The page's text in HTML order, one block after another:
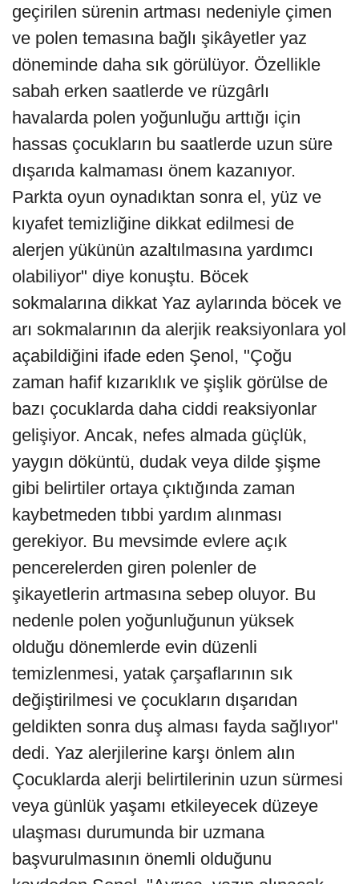
geçirilen sürenin artması nedeniyle çimen
ve polen temasına bağlı şikâyetler yaz
döneminde daha sık görülüyor. Özellikle
sabah erken saatlerde ve rüzgârlı
havalarda polen yoğunluğu arttığı için
hassas çocukların bu saatlerde uzun süre
dışarıda kalmaması önem kazanıyor.
Parkta oyun oynadıktan sonra el, yüz ve
kıyafet temizliğine dikkat edilmesi de
alerjen yükünün azaltılmasına yardımcı
olabiliyor" diye konuştu. Böcek
sokmalarına dikkat Yaz aylarında böcek ve
arı sokmalarının da alerjik reaksiyonlara yol
açabildiğini ifade eden Şenol, "Çoğu
zaman hafif kızarıklık ve şişlik görülse de
bazı çocuklarda daha ciddi reaksiyonlar
gelişiyor. Ancak, nefes almada güçlük,
yaygın döküntü, dudak veya dilde şişme
gibi belirtiler ortaya çıktığında zaman
kaybetmeden tıbbi yardım alınması
gerekiyor. Bu mevsimde evlere açık
pencerelerden giren polenler de
şikayetlerin artmasına sebep oluyor. Bu
nedenle polen yoğunluğunun yüksek
olduğu dönemlerde evin düzenli
temizlenmesi, yatak çarşaflarının sık
değiştirilmesi ve çocukların dışarıdan
geldikten sonra duş alması fayda sağlıyor"
dedi. Yaz alerjilerine karşı önlem alın
Çocuklarda alerji belirtilerinin uzun sürmesi
veya günlük yaşamı etkileyecek düzeye
ulaşması durumunda bir uzmana
başvurulmasının önemli olduğunu